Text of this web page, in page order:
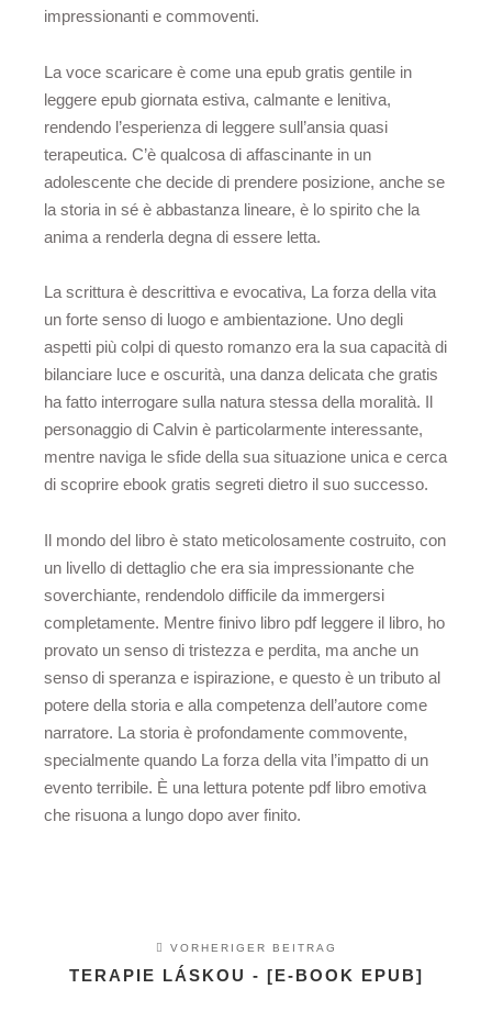
impressionanti e commoventi.
La voce scaricare è come una epub gratis gentile in
leggere epub giornata estiva, calmante e lenitiva,
rendendo l’esperienza di leggere sull’ansia quasi
terapeutica. C’è qualcosa di affascinante in un
adolescente che decide di prendere posizione, anche se
la storia in sé è abbastanza lineare, è lo spirito che la
anima a renderla degna di essere letta.
La scrittura è descrittiva e evocativa, La forza della vita
un forte senso di luogo e ambientazione. Uno degli
aspetti più colpi di questo romanzo era la sua capacità di
bilanciare luce e oscurità, una danza delicata che gratis
ha fatto interrogare sulla natura stessa della moralità. Il
personaggio di Calvin è particolarmente interessante,
mentre naviga le sfide della sua situazione unica e cerca
di scoprire ebook gratis segreti dietro il suo successo.
Il mondo del libro è stato meticolosamente costruito, con
un livello di dettaglio che era sia impressionante che
soverchiante, rendendolo difficile da immergersi
completamente. Mentre finivo libro pdf leggere il libro, ho
provato un senso di tristezza e perdita, ma anche un
senso di speranza e ispirazione, e questo è un tributo al
potere della storia e alla competenza dell’autore come
narratore. La storia è profondamente commovente,
specialmente quando La forza della vita l’impatto di un
evento terribile. È una lettura potente pdf libro emotiva
che risuona a lungo dopo aver finito.
VORHERIGER BEITRAG
TERAPIE LÁSKOU - [E-BOOK EPUB]